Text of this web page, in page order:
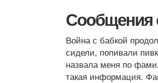
Сообщения
Война с бабкой
сидели, попивали
назвала меня по
такая информация.